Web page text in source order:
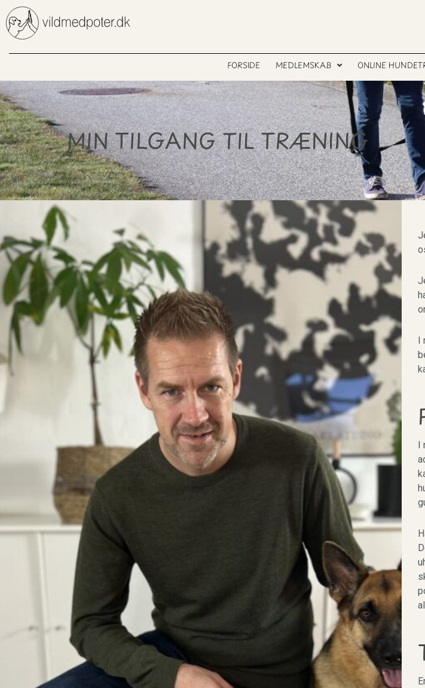
til
indholdet
FORSIDE MEDLEMSKAB ONLINE
MIN TILGANG TIL TRÆNING
I
I